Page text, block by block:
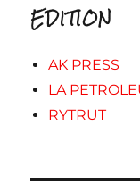
EDITION
AK PRESS
LA
RYTRUT